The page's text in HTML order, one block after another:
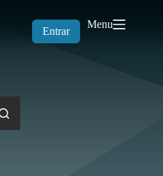
Entrar
Menu